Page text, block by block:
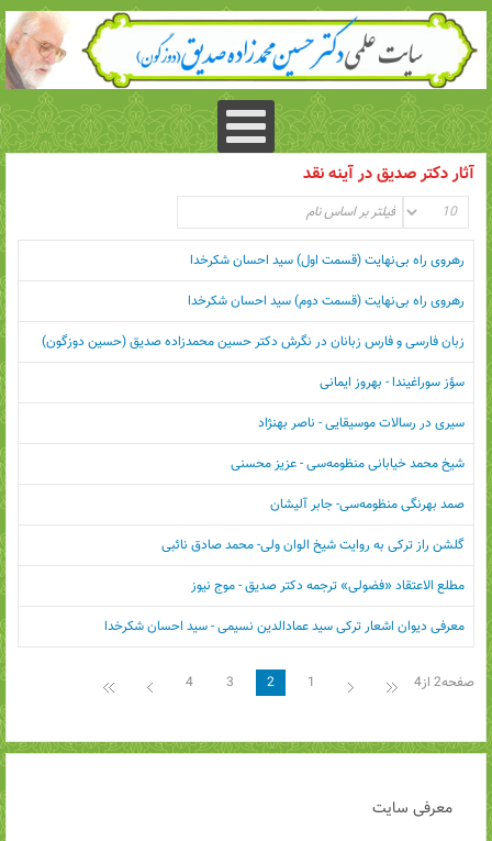
آثار دکتر صدیق در آینه نقد
رهروی راه بی‌نهایت (قسمت اول) سید احسان شکرخدا
رهروی راه بی‌نهایت (قسمت دوم) سید احسان شکرخدا
زبان فارسی و فارس زبانان در نگرش دکتر حسین محمدزاده صدیق (حسین دوزگون)
سؤز سوراغیندا - بهروز ایمانی
سیری در رسالات موسیقایی - ناصر بهنژاد
شیخ محمد خیابانی منظومه‌سی - عزیز محسنی
صمد بهرنگی منظومه‌سی- جابر آلیشان
گلشن راز ترکی به روایت شیخ الوان ولی- محمد صادق نائبی
مطلع الاعتقاد «فضولی» ترجمه دکتر صدیق - موج نیوز
معرفی دیوان اشعار ترکی سید عمادالدین نسیمی - سید احسان شکرخدا
صفحه2 از4 1
2
3
4
معرفی سایت